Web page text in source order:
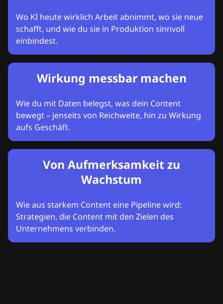
Wo KI heute wirklich Arbeit abnimmt, wo sie neue
schafft, und wie du sie in Produktion sinnvoll
einbindest.
Wirkung messbar machen
Wie du mit Daten belegst, was dein Content
bewegt – jenseits von Reichweite, hin zu Wirkung
aufs Geschäft.
Von Aufmerksamkeit zu
Wachstum
Wie aus starkem Content eine Pipeline wird:
Strategien, die Content mit den Zielen des
Unternehmens verbinden.